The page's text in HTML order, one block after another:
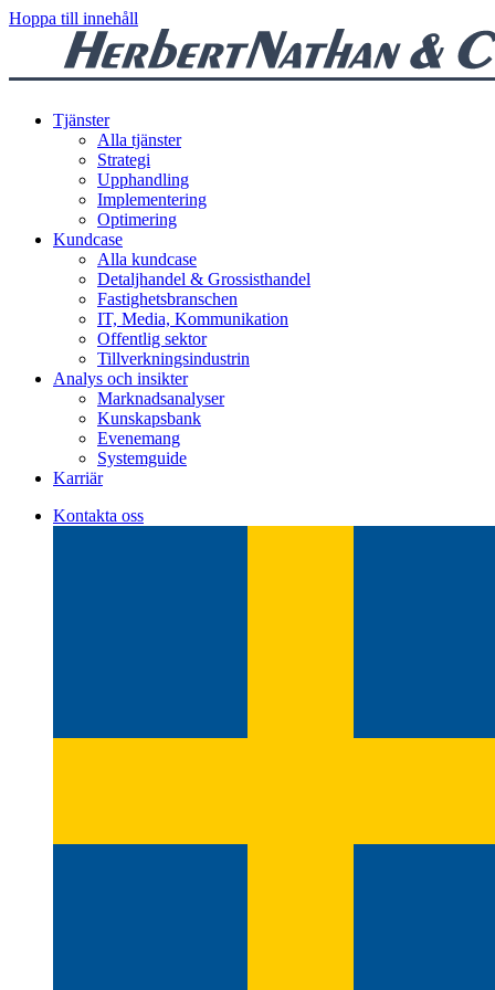
Hoppa till innehåll
Tjänster
Alla tjänster
Strategi
Upphandling
Implementering
Optimering
Kundcase
Alla kundcase
Detaljhandel & Grossisthandel
Fastighetsbranschen
IT, Media, Kommunikation
Offentlig sektor
Tillverkningsindustrin
Analys och insikter
Marknadsanalyser
Kunskapsbank
Evenemang
Systemguide
Karriär
Kontakta oss